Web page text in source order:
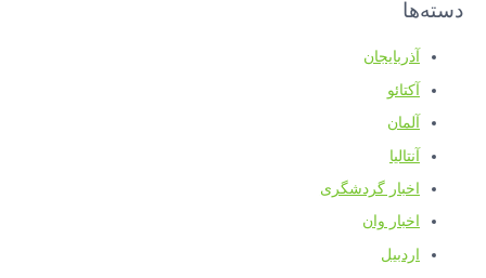
دسته‌ها
آذربایجان
آکتائو
آلمان
آنتالیا
اخبار گردشگری
اخبار وان
اردبیل